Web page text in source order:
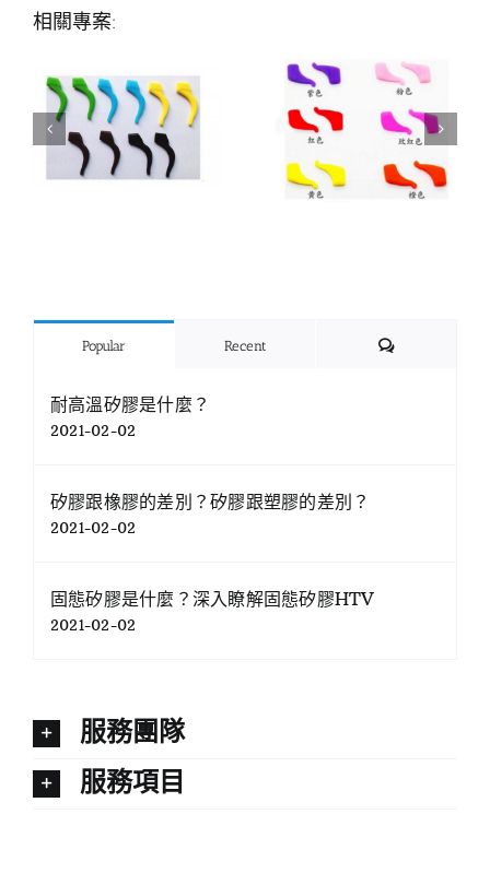
相關專案:
Popular Recent Comments
耐高溫矽膠是什麼？
2021-02-02
矽膠跟橡膠的差別？矽膠跟塑膠的差別？
2021-02-02
固態矽膠是什麼？深入瞭解固態矽膠HTV
2021-02-02
服務團隊
服務項目